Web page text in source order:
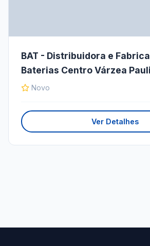
BAT - Distribuidora e
Baterias Centro Várzea
Novo
Ver Detalhes